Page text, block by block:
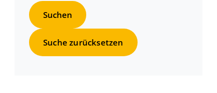
Suche zurücksetzen